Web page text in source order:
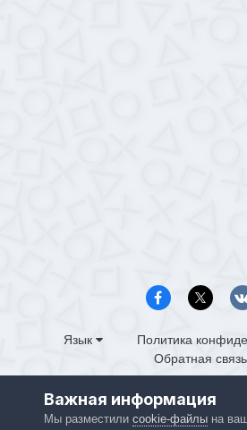
Язык
Политика
Обратная связь
Powered by Invision
Важная информация
Мы разместили cookie-файлына